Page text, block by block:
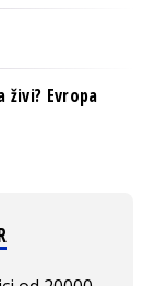
Evropa